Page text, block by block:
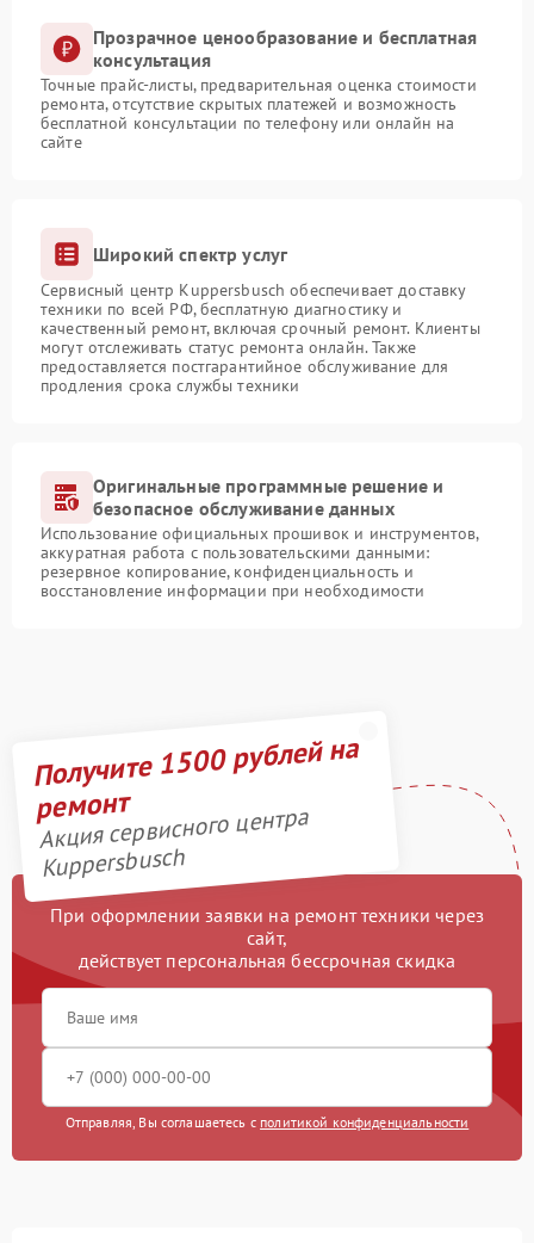
Прозрачное ценообразование и бесплатная
консультация
Точные прайс-листы, предварительная оценка стоимости
ремонта, отсутствие скрытых платежей и возможность
бесплатной консультации по телефону или онлайн на
сайте
Широкий спектр услуг
Сервисный центр Kuppersbusch обеспечивает доставку
техники по всей РФ, бесплатную диагностику и
качественный ремонт, включая срочный ремонт. Клиенты
могут отслеживать статус ремонта онлайн. Также
предоставляется постгарантийное обслуживание для
продления срока службы техники
Оригинальные программные решение и
безопасное обслуживание данных
Использование официальных прошивок и инструментов,
аккуратная работа с пользовательскими данными:
резервное копирование, конфиденциальность и
восстановление информации при необходимости
Получите 1500 рублей на
ремонт
Акция сервисного центра
Kuppersbusch
При оформлении заявки на ремонт техники через
сайт,
действует персональная бессрочная скидка
Отправляя, Вы соглашаетесь с политикой конфиденциальности